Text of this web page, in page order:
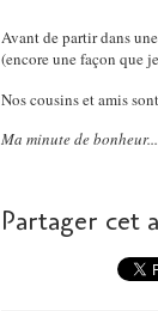
Avant de partir dans
(encore une façon que
Nos cousins et amis
Ma minute de
Partager cet